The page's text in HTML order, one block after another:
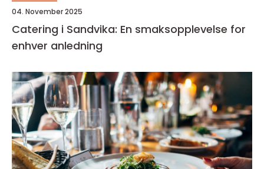
04. November 2025
Catering i Sandvika: En smaksopplevelse for
enhver anledning